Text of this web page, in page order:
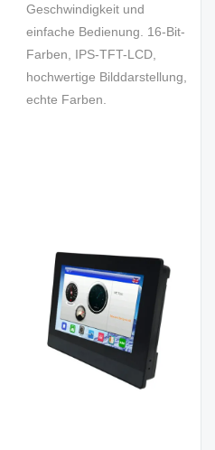
Geschwindigkeit und
einfache Bedienung. 16-Bit-
Farben, IPS-TFT-LCD,
hochwertige Bilddarstellung,
echte Farben.